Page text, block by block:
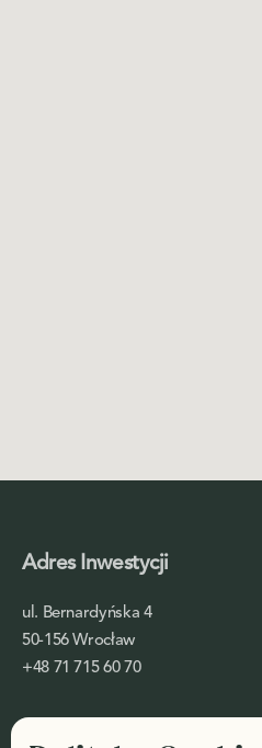
Adres Inwestycji
ul. Bernardyńska 4
50-156 Wrocław
+48 71 715 60 70